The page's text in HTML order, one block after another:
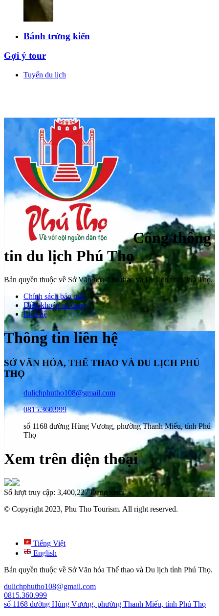
Bánh trứng kiến
Gợi ý tour
Tuyến du lịch
Cổng thông
tin du lịch Phú Thọ
Bản quyền thuộc về Sở Văn hóa Thể thao và Du lịch tỉnh Phú Thọ.
Chính sách bảo mật
Điều khoản sử dụng
Liên hệ
Thông tin liên hệ
SỞ VĂN HÓA, THỂ THAO VÀ DU LỊCH PHÚ
THỌ
dulichphutho108@gmail.com
0815.360.999
số 1168 đường Hùng Vương, phường Thanh Miếu, tỉnh Phú
Thọ
Xem trên điện thoại
Số lượt truy cập: 3,400,227Đang xem:
© Copyright 2023, Phu Tho Tourism. All right reserved.
Tiếng Việt
English
Bản quyền thuộc về Sở Văn hóa Thể thao và Du lịch tỉnh Phú Thọ.
dulichphutho108@gmail.com
0815.360.999
số 1168 đường Hùng Vương, phường Thanh Miếu, tỉnh Phú Thọ